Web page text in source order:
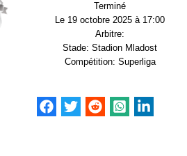
Terminé
Le 19 octobre 2025 à 17:00
Arbitre:
Stade: Stadion Mladost
Compétition: Superliga